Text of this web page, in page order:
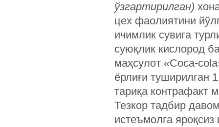
ўзгартирилган)
цех фаолиятини
ичимлик сувига
суюқлик кислород
маҳсулот «Coca-
ёрлиғи туширилган
тариқа контрафакт
Тезкор тадбир
истеъмолга